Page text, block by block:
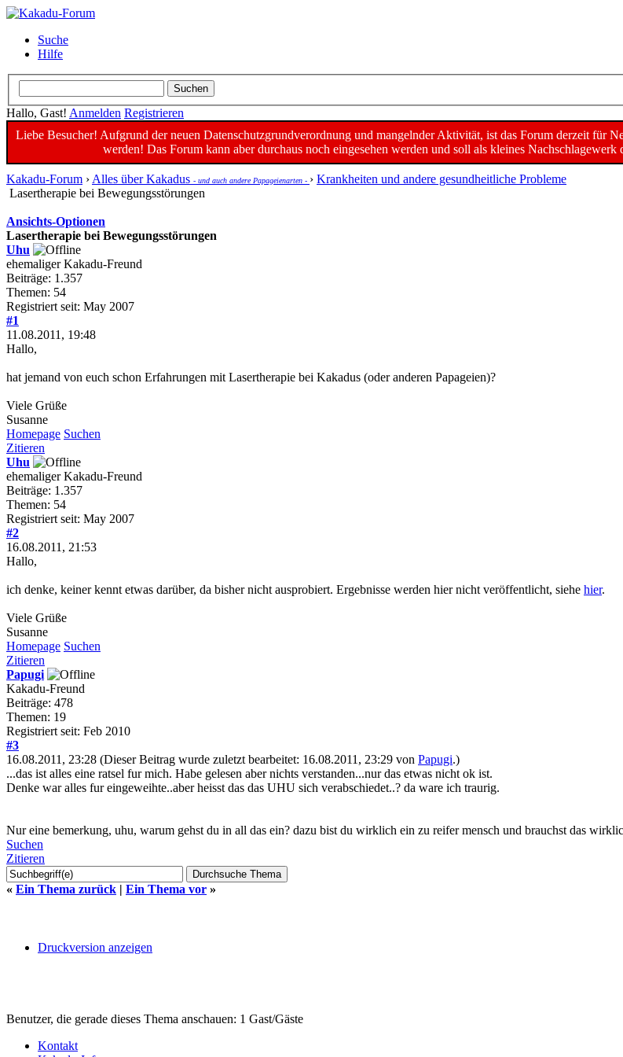
Suche
Hilfe
Hallo, Gast! Anmelden Registrieren
Liebe Besucher! Aufgrund der neuen Datenschutzgrundverordnung und mangelnder Aktivität, ist das Forum derzeit für
werden! Das Forum kann aber durchaus noch eingesehen werden und soll als kleines
Kakadu-Forum › Alles über Kakadus - und auch andere Papageienarten - › Krankheiten und andere gesundheitliche Probleme
Lasertherapie bei Bewegungsstörungen
Ansichts-Optionen
Lasertherapie bei Bewegungsstörungen
Uhu
ehemaliger Kakadu-Freund
Beiträge: 1.357
Themen: 54
Registriert seit: May 2007
#1
11.08.2011, 19:48
Hallo,
hat jemand von euch schon Erfahrungen mit Lasertherapie bei Kakadus (oder anderen Papageien)?
Viele Grüße
Susanne
Homepage Suchen
Zitieren
Uhu
ehemaliger Kakadu-Freund
Beiträge: 1.357
Themen: 54
Registriert seit: May 2007
#2
16.08.2011, 21:53
Hallo,
ich denke, keiner kennt etwas darüber, da bisher nicht ausprobiert. Ergebnisse werden hier nicht veröffentlicht, siehe hier.
Viele Grüße
Susanne
Homepage Suchen
Zitieren
Papugi
Kakadu-Freund
Beiträge: 478
Themen: 19
Registriert seit: Feb 2010
#3
16.08.2011, 23:28 (Dieser Beitrag wurde zuletzt bearbeitet: 16.08.2011, 23:29 von Papugi.)
...das ist alles eine ratsel fur mich. Habe gelesen aber nichts verstanden...nur das etwas nicht ok ist.
Denke war alles fur eingeweihte..aber heisst das das UHU sich verabschiedet..? da ware ich traurig.
Nur eine bemerkung, uhu, warum gehst du in all das ein? dazu bist du wirklich ein zu reifer mensch und brauchst das
Suchen
Zitieren
« Ein Thema zurück | Ein Thema vor »
Druckversion anzeigen
Benutzer, die gerade dieses Thema anschauen: 1 Gast/Gäste
Kontakt